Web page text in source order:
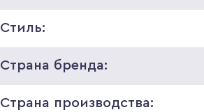
Стиль:
Страна бренда:
Страна производства: